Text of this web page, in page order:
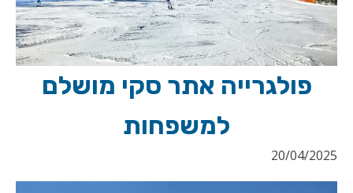
פולגרייה אתר סקי מושלם
למשפחות
20/04/2025